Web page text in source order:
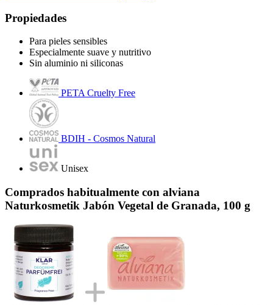
Propiedades
Para pieles sensibles
Especialmente suave y nutritivo
Sin aluminio ni siliconas
PETA Cruelty Free
BDIH - Cosmos Natural
Unisex
Comprados habitualmente con alviana
Naturkosmetik Jabón Vegetal de Granada, 100 g